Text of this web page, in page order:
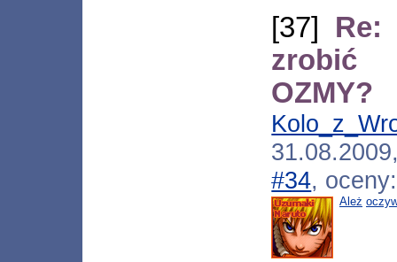
[37] Re:
zrobić
OZMY?
#34,
Ależ